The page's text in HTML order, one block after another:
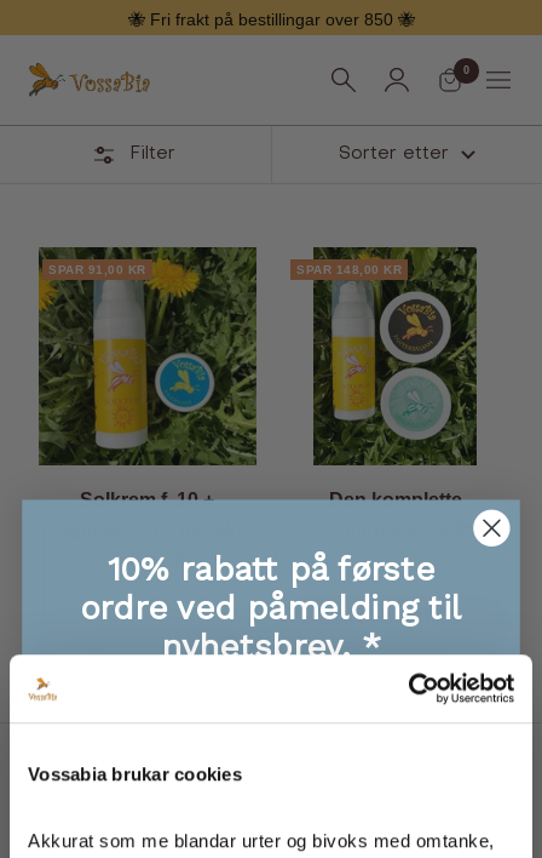
Vossabia brukar cookies
Akkurat som me blandar urter og bivoks med omtanke,
🐝 Fri frakt på bestillingar over 850 🐝
Meny
Vossabia 0
Filter Sorter etter
Pakketilbod
SPAR 91,00 KR
Solkrem f. 10 +
sol og vind ☀️
525,00 kr 616,00 kr
LEGG TIL
SPAR 148,00 KR
Den komplette
sommarpakke ☀️💛🌞
Tilbud
839,00 krOrdinær
pris
987,00 kr
LEGG TIL
Om Oss
10% rabatt på første
ordre ved påmelding til
nyhetsbrev. *
🐝 Eksklusive tilbod, info om nye produkt
🐝 Første til å få med seg give-aways!
🐝 Inspirasjon frå garden vår